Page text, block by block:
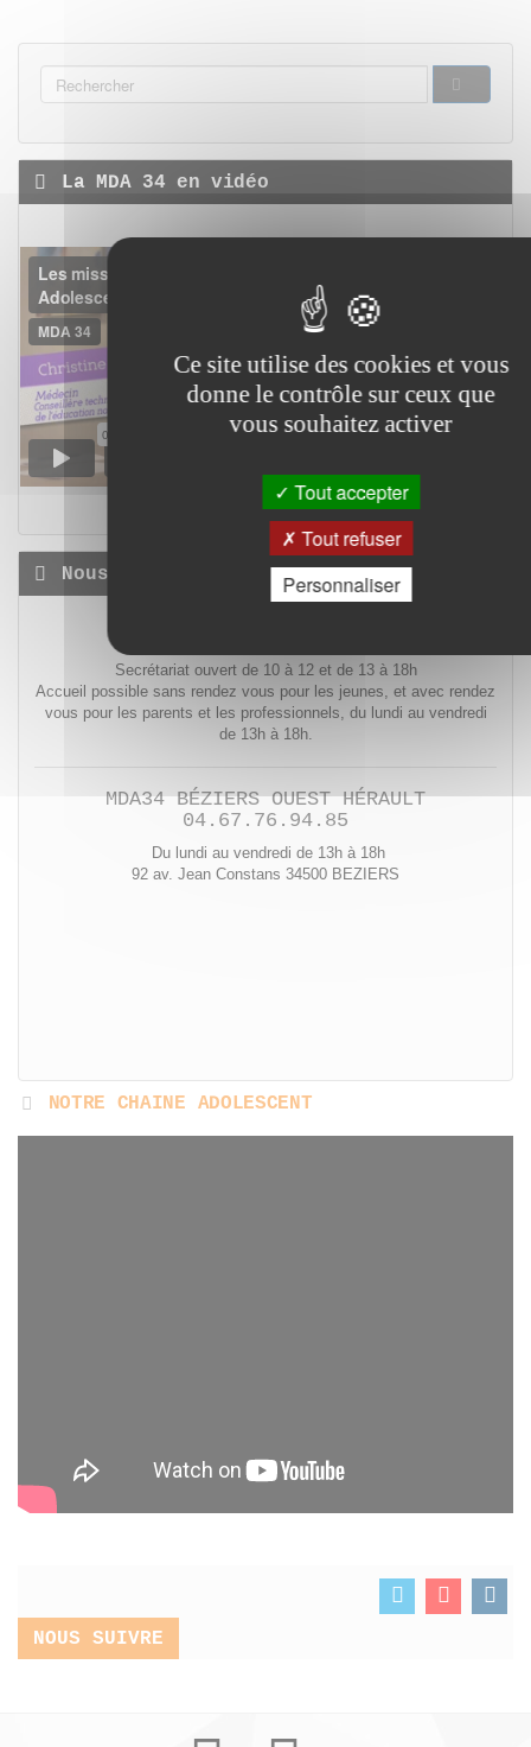
FORMULAIRE
RECHERCHE
La MDA 34 en vidéo
Nous contacter
Secrétariat ouvert de 10 à 12 et de 13 à 18h
Accueil possible sans rendez vous pour les jeunes, et avec rendez
vous pour les parents et les professionnels, du lundi au vendredi
de 13h à 18h.
MDA34 BÉZIERS OUEST HÉRAULT
04.67.76.94.85
Du lundi au vendredi de 13h à 18h
92 av. Jean Constans 34500 BEZIERS
NOTRE CHAINE ADOLESCENT
NOUS SUIVRE
Twitter Youtube
Ce site utilise des cookies et vous
donne le contrôle sur ceux que
vous souhaitez activer
Tout accepter
Tout refuser
Personnaliser